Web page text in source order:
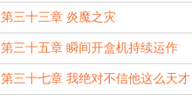
第三十三章 炎魔之灾
第三十五章 瞬间开盒机持续运作
第三十七章 我绝对不信他这么天才